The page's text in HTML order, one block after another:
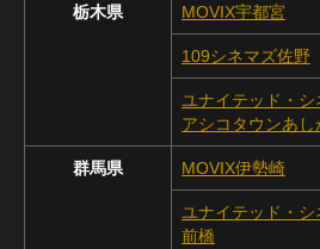
栃木県 MOVIX宇都宮
109シネマズ佐野
ユナイテッド・シ
アシコタウンあし
群馬県 MOVIX伊勢崎
ユナイテッド・シ
前橋